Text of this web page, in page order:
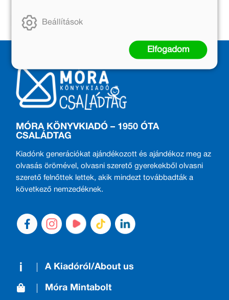
Kosárba
MÓRA KÖNYVKIADÓ – 1950 ÓTA
CSALÁDTAG
Kiadónk generációkat ajándékozott és ajándékoz meg az
olvasás örömével, olvasni szerető gyerekekből olvasni
szerető felnőttek lettek, akik mindezt továbbadták a
következő nemzedéknek.
A Kiadóról/About us
Móra Mintabolt
Beállítások
Elfogadom